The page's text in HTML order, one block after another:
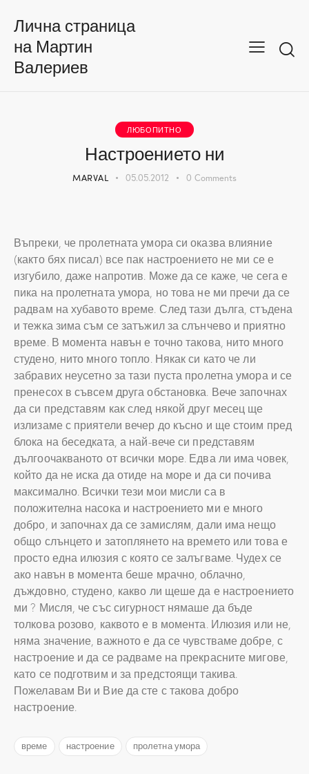
Лична страница
на Мартин
Валериев
ЛЮБОПИТНО
Настроението ни
MARVAL 05.05.2012 0 Comments
Въпреки, че пролетната умора си оказва влияние
(както бях писал) все пак настроението не ми се е
изгубило, даже напротив. Може да се каже, че сега е
пика на пролетната умора, но това не ми пречи да се
радвам на хубавото време. След тази дълга, стъдена
и тежка зима съм се затъжил за слънчево и приятно
време. В момента навън е точно такова, нито много
студено, нито много топло. Някак си като че ли
забравих неусетно за тази пуста пролетна умора и се
пренесох в съвсем друга обстановка. Вече започнах
да си представям как след някой друг месец ще
излизаме с приятели вечер до късно и ще стоим пред
блока на беседката, а най-вече си представям
дългоочакваното от всички море. Едва ли има човек,
който да не иска да отиде на море и да си почива
максимално. Всички тези мои мисли са в
положителна насока и настроението ми е много
добро, и започнах да се замислям, дали има нещо
общо слънцето и затоплянето на времето или това е
просто една илюзия с която се залъгваме. Чудех се
ако навън в момента беше мрачно, облачно,
дъждовно, студено, какво ли щеше да е настроението
ми ? Мисля, че със сигурност нямаше да бъде
толкова розово, каквото е в момента. Илюзия или не,
няма значение, важното е да се чувстваме добре, с
настроение и да се радваме на прекрасните мигове,
като се подготвим и за предстоящи такива.
Пожелавам Ви и Вие да сте с такова добро
настроение.
време настроение пролетна умора